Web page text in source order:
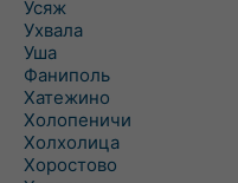
Усяж
Ухвала
Уша
Фаниполь
Хатежино
Холопеничи
Холхолица
Хоростово